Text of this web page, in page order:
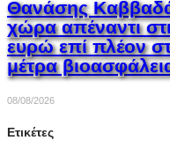
Θανάσης
χώρα απέναντι
ευρώ επί πλέον
μέτρα
08/08/2026
Ετικέτες